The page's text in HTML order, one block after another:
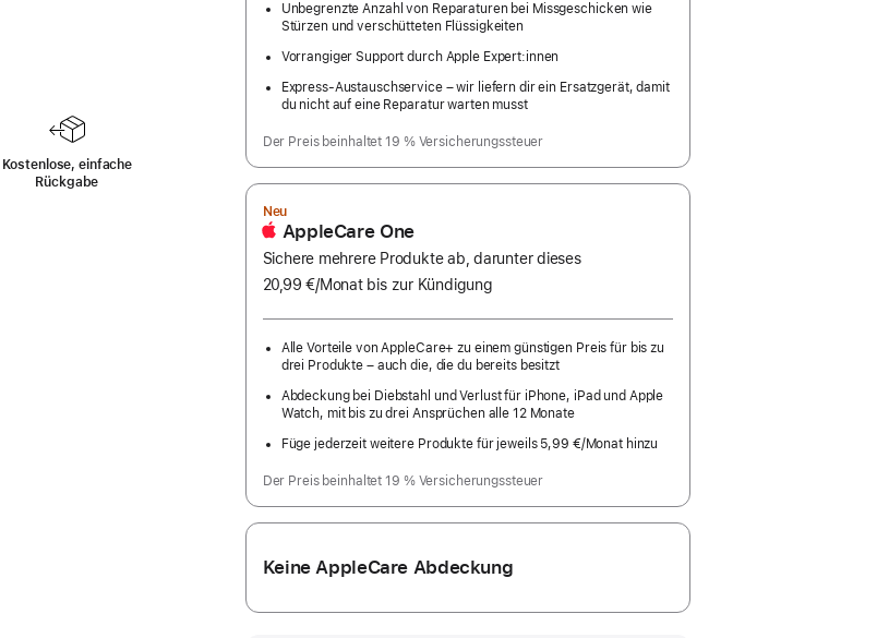
Kostenlose, einfache
Rückgabe
Unbegrenzte Anzahl von Reparaturen bei Missgeschicken wie
Stürzen und verschütteten Flüssigkeiten
Vorrangiger Support durch Apple Expert:innen
Express-Austauschservice – wir liefern dir ein Ersatzgerät, damit
du nicht auf eine Reparatur warten musst
Der Preis beinhaltet 19 % Versicherungssteuer
Neu
AppleCare One
Sichere mehrere Produkte ab, darunter dieses
20,99 €/Monatpro
bis zur Kündigung
Alle Vorteile von AppleCare+ zu einem günstigen Preis für bis zu
drei Produkte – auch die, die du bereits besitzt
Abdeckung bei Diebstahl und Verlust für iPhone, iPad und Apple
Watch, mit bis zu drei Ansprüchen alle 12 Monate
Füge jederzeit weitere Produkte für jeweils 5,99 €/Monat hinzu
Der Preis beinhaltet 19 % Versicherungssteuer
Keine AppleCare Abdeckung